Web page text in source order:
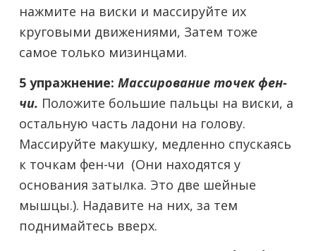
нажмите на виски и массируйте их
круговыми движениями, Затем тоже
самое только мизинцами.
5 упражнение: Массирование точек фен-
чи. Положите большие пальцы на виски, а
остальную часть ладони на голову.
Массируйте макушку, медленно спускаясь
к точкам фен-чи (Они находятся у
основания затылка. Это две шейные
мышцы.). Надавите на них, за тем
поднимайтесь вверх.